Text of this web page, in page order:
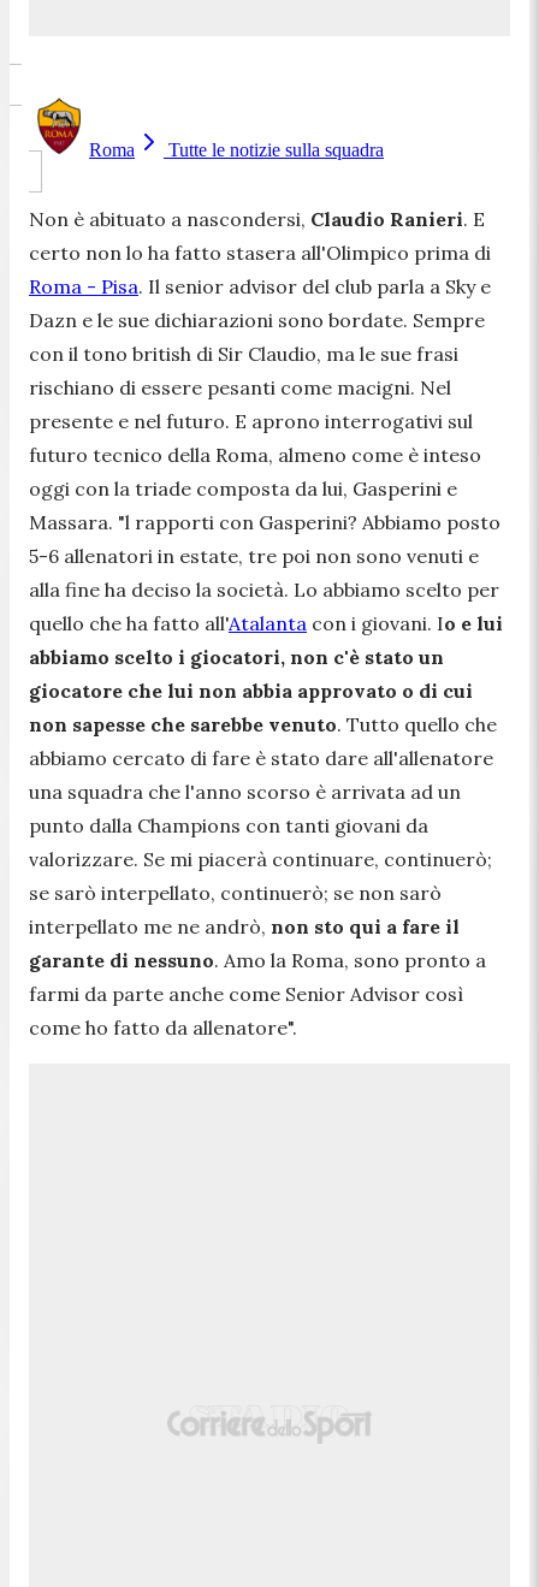
Roma Tutte le notizie sulla squadra
Non è abituato a nascondersi, Claudio Ranieri. E
certo non lo ha fatto stasera all'Olimpico prima di
Roma - Pisa. Il senior advisor del club parla a Sky e
Dazn e le sue dichiarazioni sono bordate. Sempre
con il tono british di Sir Claudio, ma le sue frasi
rischiano di essere pesanti come macigni. Nel
presente e nel futuro. E aprono interrogativi sul
futuro tecnico della Roma, almeno come è inteso
oggi con la triade composta da lui, Gasperini e
Massara. "l rapporti con Gasperini? Abbiamo posto
5-6 allenatori in estate, tre poi non sono venuti e
alla fine ha deciso la società. Lo abbiamo scelto per
quello che ha fatto all'Atalanta con i giovani. Io e lui
abbiamo scelto i giocatori, non c'è stato un
giocatore che lui non abbia approvato o di cui
non sapesse che sarebbe venuto. Tutto quello che
abbiamo cercato di fare è stato dare all'allenatore
una squadra che l'anno scorso è arrivata ad un
punto dalla Champions con tanti giovani da
valorizzare. Se mi piacerà continuare, continuerò;
se sarò interpellato, continuerò; se non sarò
interpellato me ne andrò, non sto qui a fare il
garante di nessuno. Amo la Roma, sono pronto a
farmi da parte anche come Senior Advisor così
come ho fatto da allenatore".